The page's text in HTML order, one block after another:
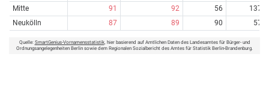
Mitte
91 92 56
137
Neukölln
87 89 90 57
Quelle: SmartGenius-Vornamensstatistik, hier basierend auf Amtlichen Daten des Landesamtes für Bürger- und
Ordnungsangelegenheiten Berlin sowie dem Regionalen Sozialbericht des Amtes für Statistik Berlin-Brandenburg.